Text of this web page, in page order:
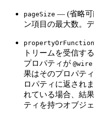
pageSize — (省略可
ン項目の最大数。
propertyOrFunction
トリームを受信す
プロパティが @wire
果はそのプロパテ
ロパティに返され
れている場合、結
ティを持つオブジ